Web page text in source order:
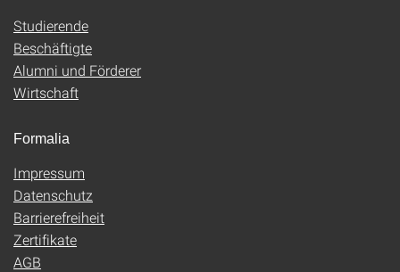
Studierende
Beschäftigte
Alumni und Förderer
Wirtschaft
Formalia
Impressum
Datenschutz
Barrierefreiheit
Zertifikate
AGB